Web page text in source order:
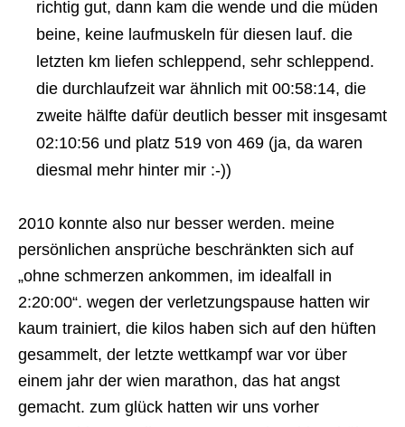
richtig gut, dann kam die wende und die müden
beine, keine laufmuskeln für diesen lauf. die
letzten km liefen schleppend, sehr schleppend.
die durchlaufzeit war ähnlich mit 00:58:14, die
zweite hälfte dafür deutlich besser mit insgesamt
02:10:56 und platz 519 von 469 (ja, da waren
diesmal mehr hinter mir :-))
2010 konnte also nur besser werden. meine
persönlichen ansprüche beschränkten sich auf
„ohne schmerzen ankommen, im idealfall in
2:20:00“. wegen der verletzungspause hatten wir
kaum trainiert, die kilos haben sich auf den hüften
gesammelt, der letzte wettkampf war vor über
einem jahr der wien marathon, das hat angst
gemacht. zum glück hatten wir uns vorher